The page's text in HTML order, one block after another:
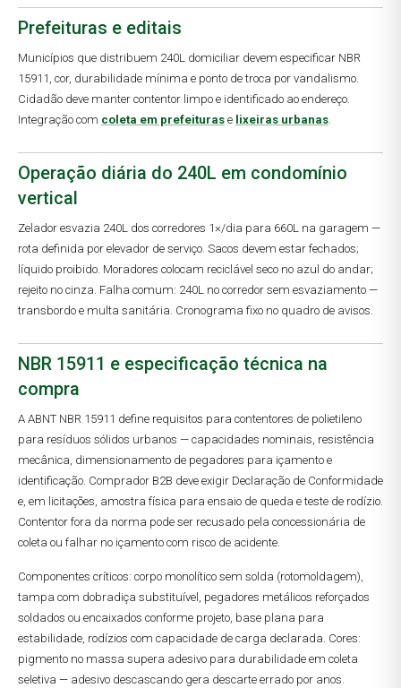
Prefeituras e editais
Municípios que distribuem 240L domiciliar devem especificar NBR
15911, cor, durabilidade mínima e ponto de troca por vandalismo.
Cidadão deve manter contentor limpo e identificado ao endereço.
Integração com coleta em prefeituras e lixeiras urbanas.
Operação diária do 240L em condomínio
vertical
Zelador esvazia 240L dos corredores 1×/dia para 660L na garagem —
rota definida por elevador de serviço. Sacos devem estar fechados;
líquido proibido. Moradores colocam reciclável seco no azul do andar;
rejeito no cinza. Falha comum: 240L no corredor sem esvaziamento —
transbordo e multa sanitária. Cronograma fixo no quadro de avisos.
NBR 15911 e especificação técnica na
compra
A ABNT NBR 15911 define requisitos para contentores de polietileno
para resíduos sólidos urbanos — capacidades nominais, resistência
mecânica, dimensionamento de pegadores para içamento e
identificação. Comprador B2B deve exigir Declaração de Conformidade
e, em licitações, amostra física para ensaio de queda e teste de rodízio.
Contentor fora da norma pode ser recusado pela concessionária de
coleta ou falhar no içamento com risco de acidente.
Componentes críticos: corpo monolítico sem solda (rotomoldagem),
tampa com dobradiça substituível, pegadores metálicos reforçados
soldados ou encaixados conforme projeto, base plana para
estabilidade, rodízios com capacidade de carga declarada. Cores:
pigmento no massa supera adesivo para durabilidade em coleta
seletiva — adesivo descascando gera descarte errado por anos.